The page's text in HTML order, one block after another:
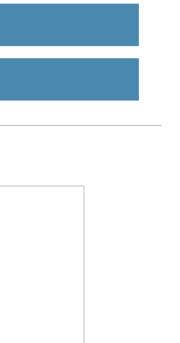
топлоте, клима